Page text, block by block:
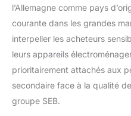
l’Allemagne comme pays
courante dans les grandes
interpeller les acheteurs
leurs appareils
prioritairement attachés aux
secondaire face à la qualité
groupe SEB.